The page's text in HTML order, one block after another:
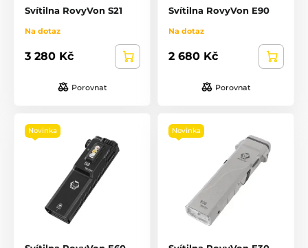
Svítilna RovyVon S21
Na dotaz
3 280 Kč
Porovnat
Svítilna RovyVon E90
Na dotaz
2 680 Kč
Porovnat
Novinka Novinka